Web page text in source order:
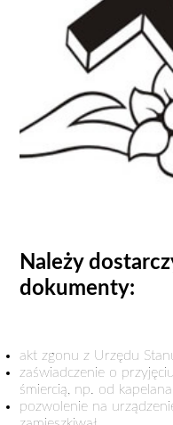
Należy
dokumenty:
akt zgonu z Urzędu
zaświadczenie o
śmiercią, np. od
pozwolenie na